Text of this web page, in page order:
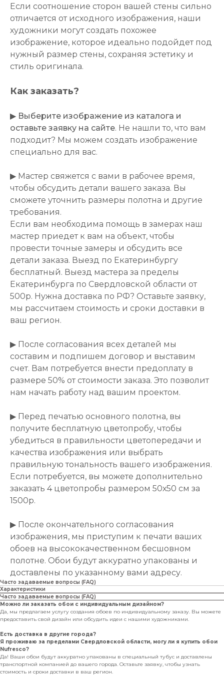
Если соотношение сторон вашей стены сильно
отличается от исходного изображения, наши
художники могут создать похожее
изображение, которое идеально подойдет под
нужный размер стены, сохраняя эстетику и
стиль оригинала.
Как заказать?
▶ Выберите изображение из каталога и
оставьте заявку на сайте. Не нашли то, что вам
подходит? Мы можем создать изображение
специально для вас.
▶ Мастер свяжется с вами в рабочее время,
чтобы обсудить детали вашего заказа. Вы
сможете уточнить размеры полотна и другие
требования.
Если вам необходима помощь в замерах наш
мастер приедет к вам на объект, чтобы
провести точные замеры и обсудить все
детали заказа. Выезд по Екатеринбургу
бесплатный. Выезд мастера за пределы
Екатеринбурга по Свердловской области от
500р. Нужна доставка по РФ? Оставьте заявку,
мы рассчитаем стоимость и сроки доставки в
ваш регион.
▶ После согласования всех деталей мы
составим и подпишем договор и выставим
счет. Вам потребуется внести предоплату в
размере 50% от стоимости заказа. Это позволит
нам начать работу над вашим проектом.
▶ Перед печатью основного полотна, вы
получите бесплатную цветопробу, чтобы
убедиться в правильности цветопередачи и
качества изображения или выбрать
правильную тональность вашего изображения.
Если потребуется, вы можете дополнительно
заказать 4 цветопробы размером 50х50 см за
1500р.
▶ После окончательного согласования
изображения, мы приступим к печати ваших
обоев на высококачественном бесшовном
полотне. Обои будут аккуратно упакованы и
доставлены по указанному вами адресу.
Часто задаваемые вопросы (FAQ)
Характеристики
Часто задаваемые вопросы (FAQ)
Можно ли заказать обои с индивидуальным дизайном?
Да, мы предлагаем услугу создания обоев по индивидуальному заказу. Вы можете
предоставить свой дизайн или обсудить идеи с нашими художниками.
Есть доставка в другие города?
Я проживаю за пределами Свердловской области, могу ли я купить обои
Nufresco?
Да! Ваши обои будут аккуратно упакованы в специальный тубус и доставлены
транспортной компанией до вашего города. Оставьте заявку, чтобы узнать
стоимость и сроки доставки в ваш регион.